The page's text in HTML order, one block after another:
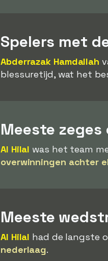
Spelers met
Abderrazak Hamdallah
blessuretijd, wat het
Meeste zeges
Al Hilal was het team
overwinningen achter
Meeste
Al Hilal had de langste
nederlaag.